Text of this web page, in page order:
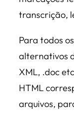
transcrição,
Para todos
alternativos
XML, .doc
HTML
arquivos,